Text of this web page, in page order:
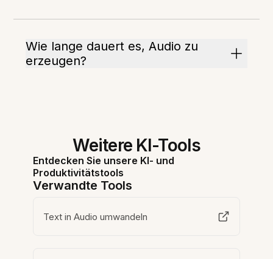
Wie lange dauert es, Audio zu
erzeugen?
Weitere KI-Tools
Entdecken Sie unsere KI- und
Produktivitätstools
Verwandte Tools
Text in Audio umwandeln